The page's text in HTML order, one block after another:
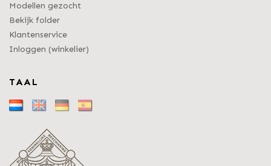
Modellen gezocht
Bekijk folder
Klantenservice
Inloggen (winkelier)
TAAL